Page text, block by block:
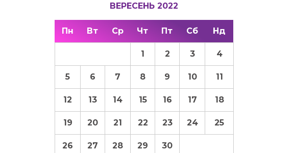
ВЕРЕСЕНЬ 2022
Пн Вт Ср Чт Пт Сб Нд
1 2 3 4
5 6 7 8 9 10 11
12 13 14 15 16 17 18
19 20 21 22 23 24 25
26 27 28 29 30